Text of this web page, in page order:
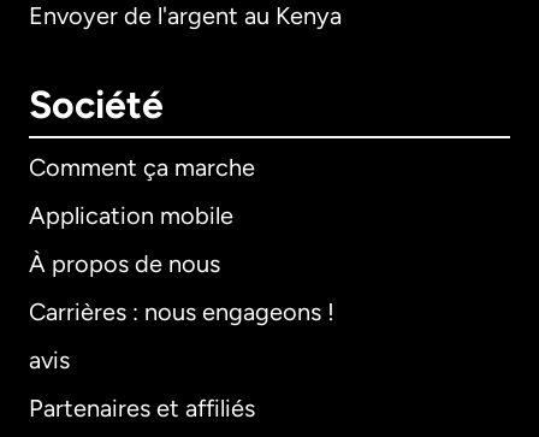
Envoyer de l'argent au Kenya
Société
Comment ça marche
Application mobile
À propos de nous
Carrières : nous engageons !
avis
Partenaires et affiliés